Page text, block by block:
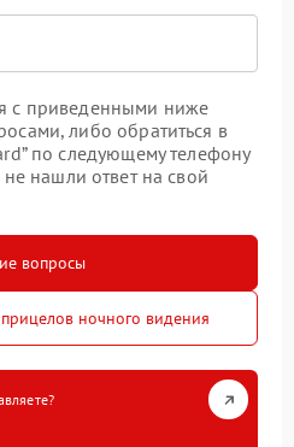
с приведенными ниже
либо обратиться в
по следующему телефону
не нашли ответ на свой
вопросы
ночного видения